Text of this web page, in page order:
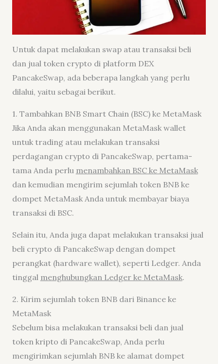
Untuk dapat melakukan swap atau transaksi beli
dan jual token crypto di platform DEX
PancakeSwap, ada beberapa langkah yang perlu
dilalui, yaitu sebagai berikut.
1. Tambahkan BNB Smart Chain (BSC) ke MetaMask
Jika Anda akan menggunakan MetaMask wallet
untuk trading atau melakukan transaksi
perdagangan crypto di PancakeSwap, pertama-
tama Anda perlu menambahkan BSC ke MetaMask
dan kemudian mengirim sejumlah token BNB ke
dompet MetaMask Anda untuk membayar biaya
transaksi di BSC.
Selain itu, Anda juga dapat melakukan transaksi jual
beli crypto di PancakeSwap dengan dompet
perangkat (hardware wallet), seperti Ledger. Anda
tinggal menghubungkan Ledger ke MetaMask.
2. Kirim sejumlah token BNB dari Binance ke
MetaMask
Sebelum bisa melakukan transaksi beli dan jual
token kripto di PancakeSwap, Anda perlu
mengirimkan sejumlah BNB ke alamat dompet